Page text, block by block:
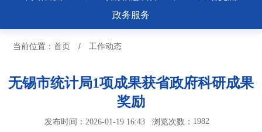
政务服务
当前位置： 首页 / 工作动态
无锡市统计局1项成果获省政府科研成果
奖励
发布时间：2026-01-19 16:43浏览次数： 1982